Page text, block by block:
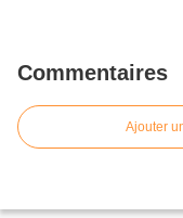
Commentaires
Ajouter